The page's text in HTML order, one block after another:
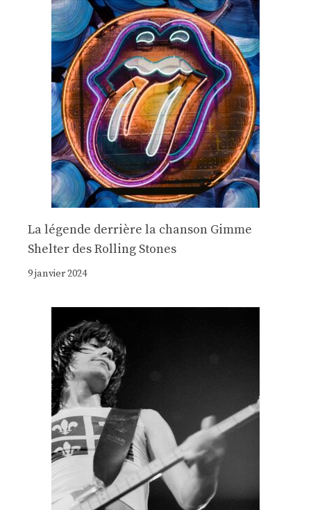
La légende derrière la chanson Gimme
Shelter des Rolling Stones
9 janvier 2024